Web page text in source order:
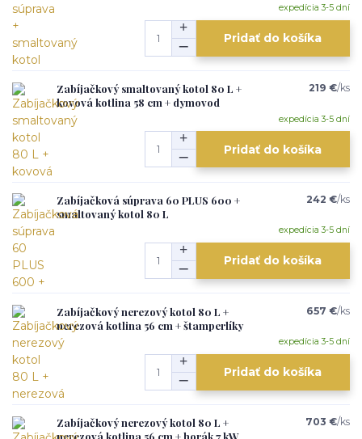
expedícia 3-5 dní
Pridať do košíka
Zabíjačkový smaltovaný kotol 80 L +
kovová kotlina 58 cm + dymovod
219 €/ks
expedícia 3-5 dní
Pridať do košíka
Zabíjačková súprava 60 PLUS 600 +
smaltovaný kotol 80 L
242 €/ks
expedícia 3-5 dní
Pridať do košíka
Zabíjačkový nerezový kotol 80 L +
nerezová kotlina 56 cm + štamperlíky
657 €/ks
expedícia 3-5 dní
Pridať do košíka
Zabíjačkový nerezový kotol 80 L +
703 €/ks